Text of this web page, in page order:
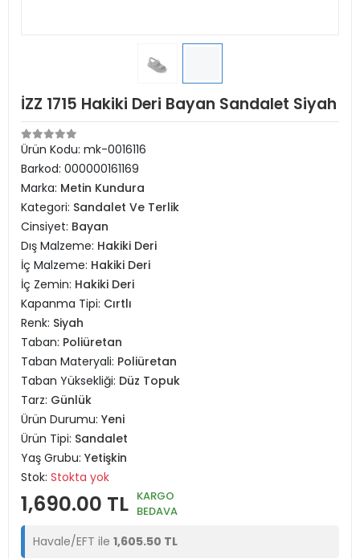
İZZ 1715 Hakiki Deri Bayan Sandalet Siyah
Ürün Kodu: mk-0016116
Barkod: 000000161169
Marka: Metin Kundura
Kategori: Sandalet Ve Terlik
Cinsiyet: Bayan
Dış Malzeme: Hakiki Deri
İç Malzeme: Hakiki Deri
İç Zemin: Hakiki Deri
Kapanma Tipi: Cırtlı
Renk: Siyah
Taban: Poliüretan
Taban Materyali: Poliüretan
Taban Yüksekliği: Düz Topuk
Tarz: Günlük
Ürün Durumu: Yeni
Ürün Tipi: Sandalet
Yaş Grubu: Yetişkin
Stok: Stokta yok
1,690.00 TL KARGO
BEDAVA
Havale/EFT ile 1,605.50 TL